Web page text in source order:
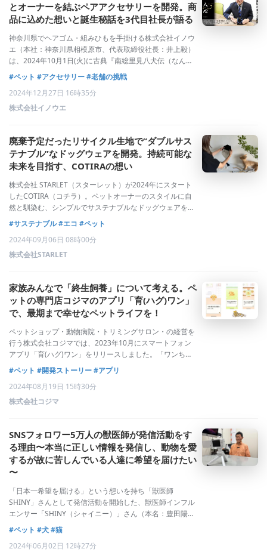
とオーナーを結ぶペアアクセサリーを開発。商
品に込めた想いと誕生秘話を3代目社長が語る
神奈川県でヘアゴム・組みひもを手掛ける株式会社イノウ
エ（本社：神奈川県相模原市、代表取締役社長：井上毅）
は、2024年10月1日(火)に古典『南総里見八犬伝（なんそ
うさとみはっけんでん）』からインスピレーションを得
た、愛犬とオーナー様を結ぶ特別なペアアクセサリー「八
心・ネックレス（犬用）」「八心・ブ
#ペット #アクセサリー#老舗の挑戦
2024年12月27日 16時35分
株式会社イノウエ
廃棄予定だったリサイクル生地で“ダブルサス
テナブル”なドッグウェアを開発。持続可能な
未来を目指す、COTIRAの想い
株式会社 STARLET（スターレット）が2024年にスタート
したCOTIRA（コチラ）。ペットオーナーのスタイルに自
然と馴染む、シンプルでサステナブルなドッグウェアを提
案するブランドです。今回は、COTIRAの企画・運営に携
わる担当者にインタビューを行い、ブランドに込める思い
や、アイコン的存在でも
#サステナブル#エコ #ペット
2024年09月06日 08時00分
株式会社STARLET
家族みんなで「終生飼養」について考える。ペ
ットの専門店コジマのアプリ「育(ハグ)ワン」
で、最期まで幸せなペットライフを！
ペットショップ・動物病院・トリミングサロン・の経営を
行う株式会社コジマでは、2023年10月にスマートフォン
アプリ「育(ハグ)ワン」をリリースしました。「ワンちゃ
んとの暮らしを始めたい」と思った方が、お迎え前にワン
ちゃんとの暮らしを家族で学べるアプリです。ダウンロー
ド数は約3,000件(2024年8
#ペット #開発ストーリー#アプリ
2024年08月19日 15時30分
株式会社コジマ
SNSフォロワー5万人の獣医師が発信活動をす
る理由〜本当に正しい情報を発信し、動物を愛
するが故に苦しんでいる人達に希望を届けたい
〜
「日本一希望を届ける」という想いを持ち「獣医師
SHINY」さんとして発信活動を開始した、獣医師インフル
エンサー「SHINY（シャイニー）」さん（本名：豊田陽一
さん）。Instagramの「どうぶつの皮膚科」(@pet_skin)
「どうぶつの歯科」（@pet_dental）、YouTubeチャンネ
ル「
#ペット #犬#猫
2024年06月02日 12時27分